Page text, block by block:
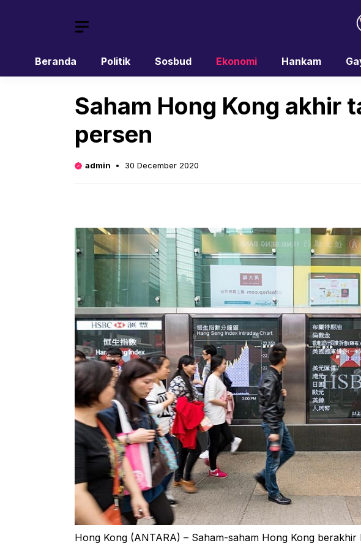
Beranda Politik Sosbud Ekonomi Hankam
Saham Hong Kong akhir
persen
admin 30 December 2020
Hong Kong (ANTARA) – Saham-saham Hong Kong berakhir